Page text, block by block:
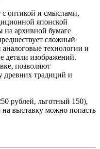
с оптикой и смыслами,
японской
на архивной бумаге
сложный
технологии и
детали изображений.
позволяют
древних традиций и
рублей, льготный 150),
выставку можно попасть